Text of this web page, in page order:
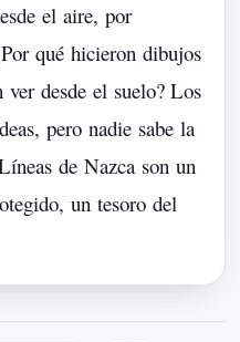
el aire, por
qué hicieron dibujos
ver desde el suelo? Los
pero nadie sabe la
de Nazca son un
un tesoro del